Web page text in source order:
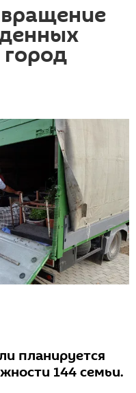
город
планируется
144 семьи.